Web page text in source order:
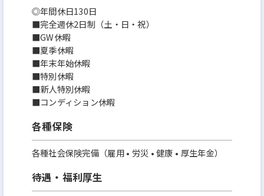
◎年間休日130日
■完全週休2日制（土・日・祝）
■GW休暇
■夏季休暇
■年末年始休暇
■特別休暇
■新人特別休暇
■コンディション休暇
各種保険
各種社会保険完備（雇用 • 労災 • 健康 • 厚生年金）
待遇・福利厚生